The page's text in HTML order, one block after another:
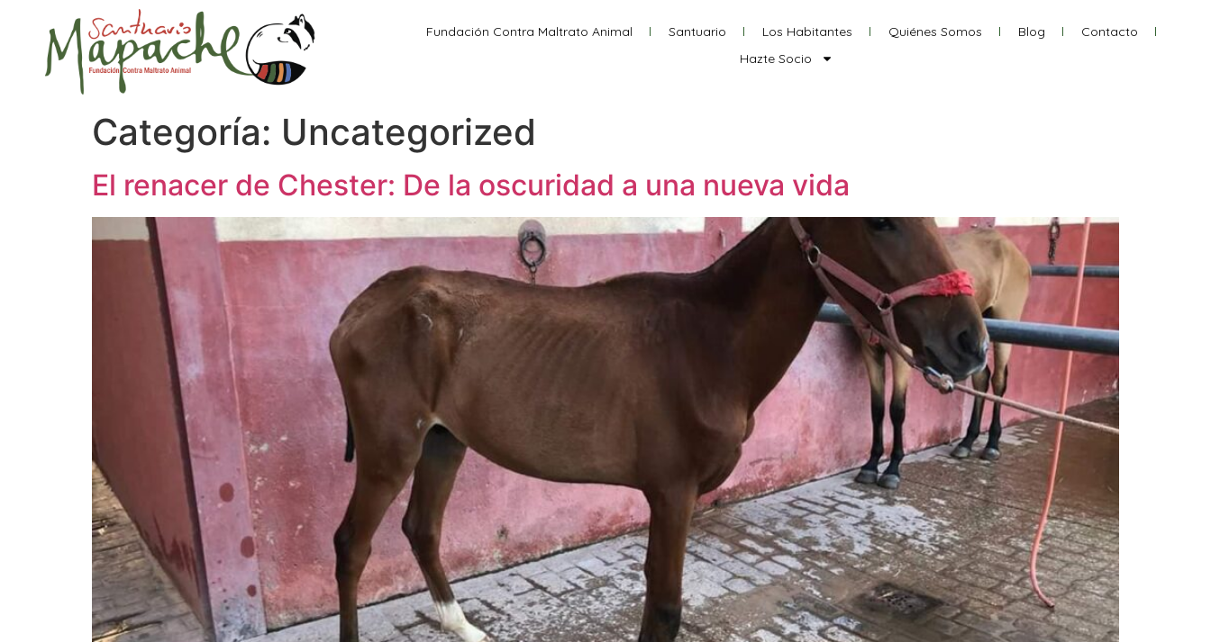
Fundación Contra Maltrato Animal Santuario Los Habitantes Quiénes Somos Blog
Contacto
Hazte Socio
Categoría: Uncategorized
El renacer de Chester: De la oscuridad a una nueva vida